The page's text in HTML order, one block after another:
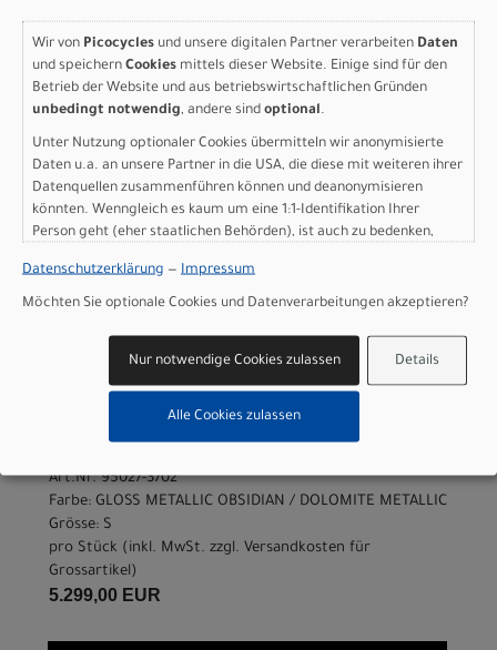
+49 8024 90 288 01
Varianten
Specialized Turbo Vado 3
5.0 GLOSS METALLIC
OBSIDIAN / DOLOMITE
METALLIC S
Art.Nr. 95027-3702
Farbe: GLOSS METALLIC OBSIDIAN / DOLOMITE METALLIC
Grösse: S
pro Stück (inkl. MwSt. zzgl. Versandkosten für
Grossartikel)
5.299,00 EUR
Wir von Picocycles und unsere digitalen Partner verarbeiten Daten
und speichern Cookies mittels dieser Website. Einige sind für den
Betrieb der Website und aus betriebswirtschaftlichen Gründen
unbedingt notwendig, andere sind optional.
Unter Nutzung optionaler Cookies übermitteln wir anonymisierte
Daten u.a. an unsere Partner in die USA, die diese mit weiteren ihrer
Datenquellen zusammenführen können und deanonymisieren
könnten. Wenngleich es kaum um eine 1:1-Identifikation Ihrer
Person geht (eher staatlichen Behörden), ist auch zu bedenken,
sind wie bei uns in der Europäischen Union.
Datenschutzerklärung — Impressum
Möchten Sie optionale Cookies und Datenverarbeitungen akzeptieren?
Details
Nur notwendige Cookies zulassen
Alle Cookies zulassen